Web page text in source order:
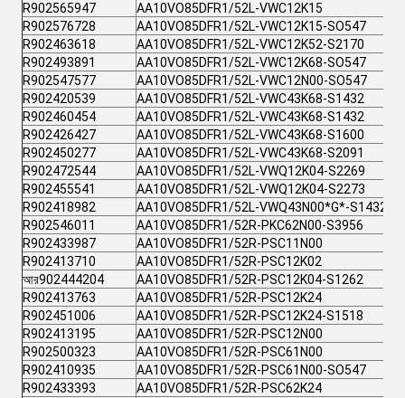
R902565947
AA10VO85DFR1/52L-VWC12K15
R902576728
AA10VO85DFR1/52L-VWC12K15-SO547
R902463618
AA10VO85DFR1/52L-VWC12K52-S2170
R902493891
AA10VO85DFR1/52L-VWC12K68-SO547
R902547577
AA10VO85DFR1/52L-VWC12N00-SO547
R902420539
AA10VO85DFR1/52L-VWC43K68-S1432
R902460454
AA10VO85DFR1/52L-VWC43K68-S1432
R902426427
AA10VO85DFR1/52L-VWC43K68-S1600
R902450277
AA10VO85DFR1/52L-VWC43K68-S2091
R902472544
AA10VO85DFR1/52L-VWQ12K04-S2269
R902455541
AA10VO85DFR1/52L-VWQ12K04-S2273
R902418982
AA10VO85DFR1/52L-VWQ43N00*G*-S1432
R902546011
AA10VO85DFR1/52R-PKC62N00-S3956
R902433987
AA10VO85DFR1/52R-PSC11N00
R902413710
AA10VO85DFR1/52R-PSC12K02
আর902444204
AA10VO85DFR1/52R-PSC12K04-S1262
R902413763
AA10VO85DFR1/52R-PSC12K24
R902451006
AA10VO85DFR1/52R-PSC12K24-S1518
R902413195
AA10VO85DFR1/52R-PSC12N00
R902500323
AA10VO85DFR1/52R-PSC61N00
R902410935
AA10VO85DFR1/52R-PSC61N00-SO547
R902433393
AA10VO85DFR1/52R-PSC62K24